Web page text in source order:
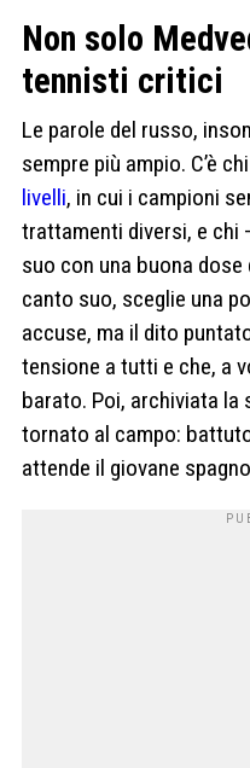
Non solo
tennisti critici
Le parole del russo,
sempre più ampio. C’è
livelli, in cui i campioni
trattamenti diversi, e chi
suo con una buona dose
canto suo, sceglie una
accuse, ma il dito
tensione a tutti e che, a
barato. Poi, archiviata la
tornato al campo:
attende il giovane